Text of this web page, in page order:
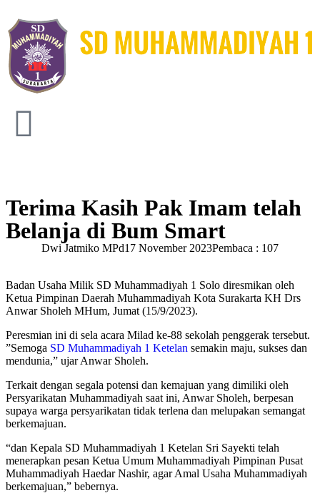
Terima Kasih Pak Imam telah
Belanja di Bum Smart
Dwi Jatmiko MPd17 November 2023Pembaca : 107
Badan Usaha Milik SD Muhammadiyah 1 Solo diresmikan oleh
Ketua Pimpinan Daerah Muhammadiyah Kota Surakarta KH Drs
Anwar Sholeh MHum, Jumat (15/9/2023).
Peresmian ini di sela acara Milad ke-88 sekolah penggerak tersebut.
”Semoga SD Muhammadiyah 1 Ketelan semakin maju, sukses dan
mendunia,” ujar Anwar Sholeh.
Terkait dengan segala potensi dan kemajuan yang dimiliki oleh
Persyarikatan Muhammadiyah saat ini, Anwar Sholeh, berpesan
supaya warga persyarikatan tidak terlena dan melupakan semangat
berkemajuan.
“dan Kepala SD Muhammadiyah 1 Ketelan Sri Sayekti telah
menerapkan pesan Ketua Umum Muhammadiyah Pimpinan Pusat
Muhammadiyah Haedar Nashir, agar Amal Usaha Muhammadiyah
berkemajuan,” bebernya.